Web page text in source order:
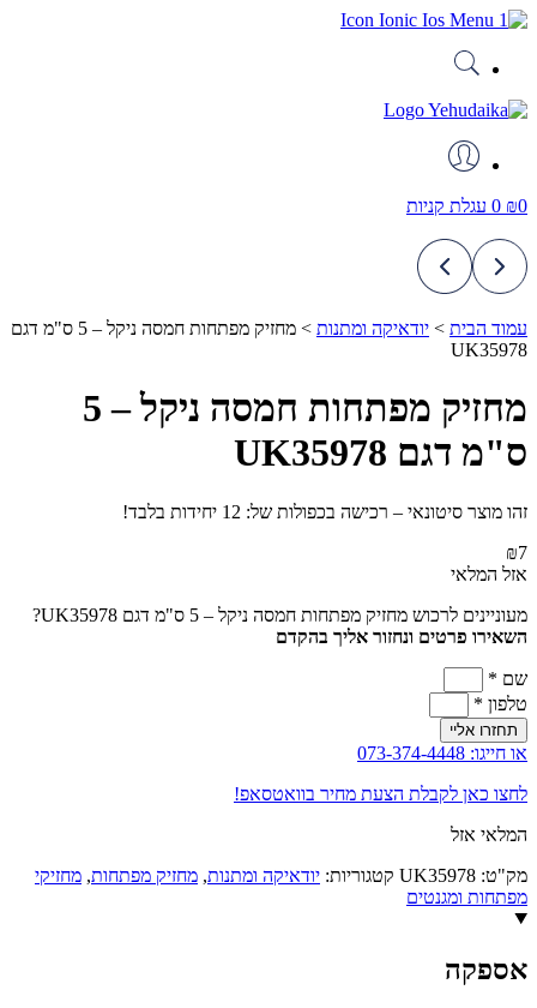
דלג
₪0
0 עגלת קניות
עמוד הבית > יודאיקה ומתנות >
מחזיק מפתחות חמסה ניקל – 5 ס"מ דגם
UK35978
מחזיק מפתחות חמסה ניקל – 5
ס"מ דגם UK35978
זהו מוצר סיטונאי – רכישה בכפולות של: 12 יחידות בלבד!
₪7
אזל המלאי
מעוניינים לרכוש מחזיק מפתחות חמסה ניקל – 5 ס"מ דגם UK35978?
השאירו פרטים ונחזור אליך בהקדם
שם *
טלפון *
תחזרו אליי
או חייגו: 073-374-4448
לחצו כאן לקבלת הצעת מחיר בוואטסאפ!
המלאי אזל
מק"ט: UK35978 קטגוריות: יודאיקה ומתנות, מחזיק מפתחות, מחזיקי
מפתחות ומגנטים
אספקה